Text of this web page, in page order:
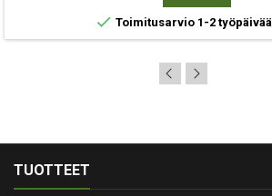
 Toimitusarvio 1-2 työpäivää
TUOTTEET